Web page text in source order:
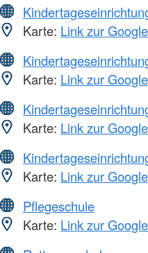
Karte: Link zur
Karte: Link zur
Karte: Link zur
Karte: Link zur
Pflegeschule
Karte: Link zur